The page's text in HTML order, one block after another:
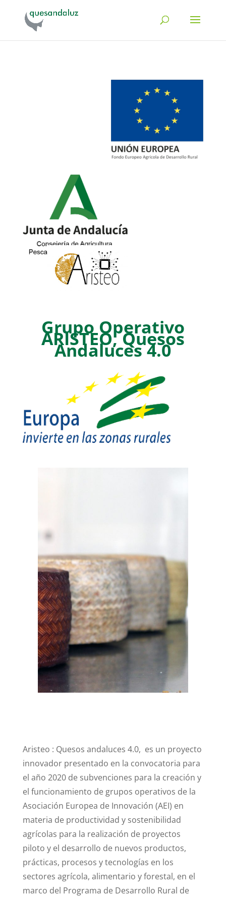
Grupo Operativo
ARISTEO, Quesos
Andaluces 4.0
Aristeo : Quesos andaluces 4.0, es un proyecto
innovador presentado en la convocatoria para
el año 2020 de subvenciones para la creación y
el funcionamiento de grupos operativos de la
Asociación Europea de Innovación (AEI) en
materia de productividad y sostenibilidad
agrícolas para la realización de proyectos
piloto y el desarrollo de nuevos productos,
prácticas, procesos y tecnologías en los
sectores agrícola, alimentario y forestal, en el
marco del Programa de Desarrollo Rural de